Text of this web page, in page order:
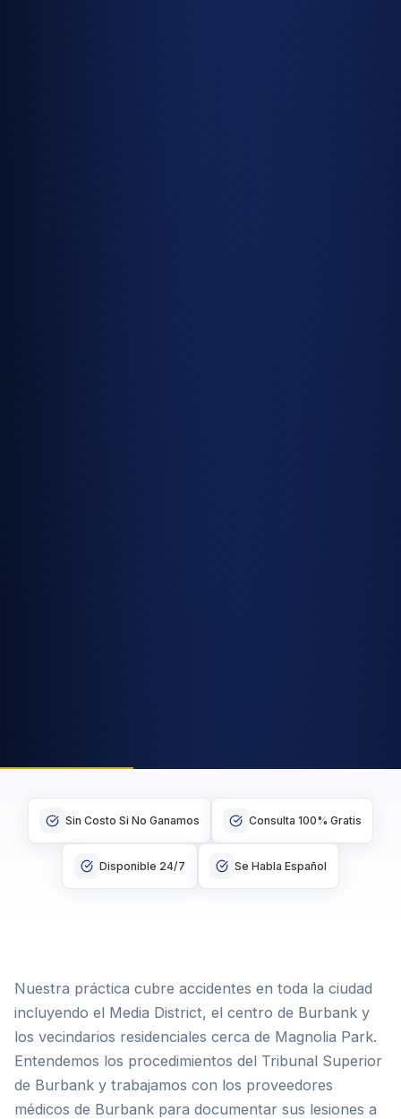
Sin Costo Si No Ganamos Consulta 100% Gratis
Disponible 24/7 Se Habla Español
Nuestra práctica cubre accidentes en toda la ciudad
incluyendo el Media District, el centro de Burbank y
los vecindarios residenciales cerca de Magnolia Park.
Entendemos los procedimientos del Tribunal Superior
de Burbank y trabajamos con los proveedores
médicos de Burbank para documentar sus lesiones a